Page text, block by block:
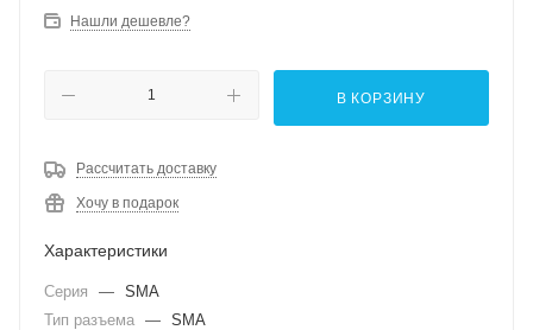
Нашли дешевле?
В КОРЗИНУ
Рассчитать доставку
Хочу в подарок
Характеристики
Серия — SMA
Тип разъема — SMA